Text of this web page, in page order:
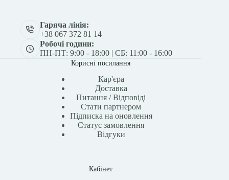
Гаряча лінія:
+38 067 372 81 14
Робочі години:
ПН-ПТ: 9:00 - 18:00 | СБ: 11:00 - 16:00
Корисні посилання
Кар'єра
Доставка
Питання / Відповіді
Стати партнером
Підписка на оновлення
Статус замовлення
Відгуки
Кабінет